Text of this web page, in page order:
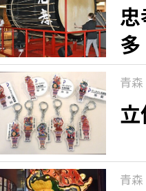
多
青森
青森